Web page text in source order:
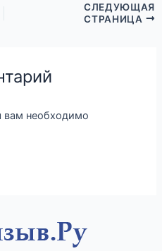
СЛЕДУЮЩАЯ
СТРАНИЦА
вам необходимо